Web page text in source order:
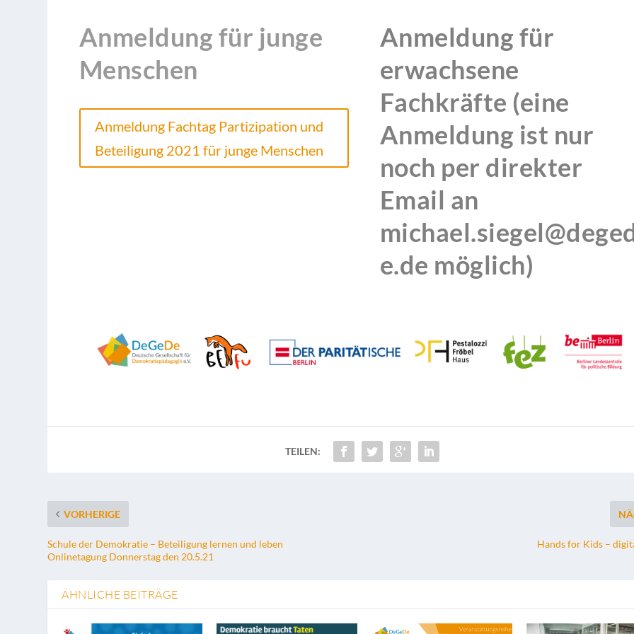
Anmeldung für junge
Menschen
Anmeldung Fachtag Partizipation und
Beteiligung 2021 für junge Menschen
Anmeldung für
erwachsene
Fachkräfte (eine
Anmeldung ist nur
noch per direkter
Email an
e.de möglich)
TEILEN:
VORHERIGE
Schule der Demokratie – Beteiligung lernen und leben
Onlinetagung Donnerstag den 20.5.21
Hands for Kids –
ÄHNLICHE BEITRÄGE